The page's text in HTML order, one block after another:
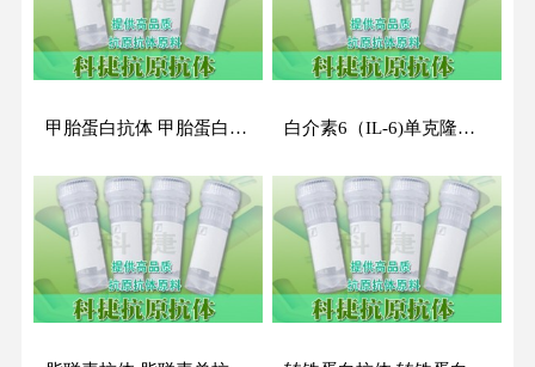
甲胎蛋白抗体 甲胎蛋白单抗 甲胎蛋白单克隆抗体 AFP抗体 A fetoprotein antibody 白介素6（IL-6)单克隆抗体 白介素抗体 白介素6-IL-6抗体